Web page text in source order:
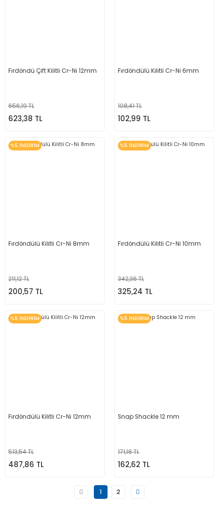
Fırdöndü Çift Kilitli Cr-Ni 12mm
656,19 TL
623,38 TL
Fırdöndülü Kilitli Cr-Ni 6mm
108,41 TL
102,99 TL
%5 İNDİRİM
Fırdöndülü Kilitli Cr-Ni 8mm
211,12 TL
200,57 TL
%5 İNDİRİM
Fırdöndülü Kilitli Cr-Ni 10mm
342,36 TL
325,24 TL
%5 İNDİRİM
Fırdöndülü Kilitli Cr-Ni 12mm
513,54 TL
487,86 TL
%5 İNDİRİM
Snap Shackle 12 mm
171,18 TL
162,62 TL
1 2